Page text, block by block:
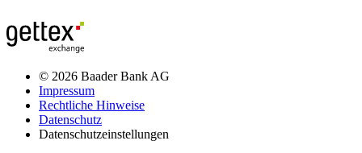
© 2026 Baader Bank AG
Impressum
Rechtliche Hinweise
Datenschutz
Datenschutzeinstellungen